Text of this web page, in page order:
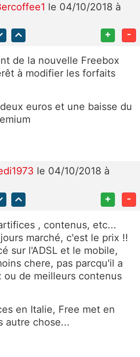
le 04/10/2018 à
+ -
de la nouvelle Freebox
à modifier les forfaits
euros et une baisse du
le 04/10/2018 à
+ -
, contenus, etc...
marché, c'est le prix !!
sur l'ADSL et le mobile,
chere, pas parcqu'il a
ou de meilleurs contenus
en Italie, Free met en
autre chose...